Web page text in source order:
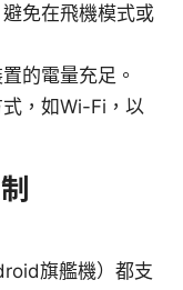
免在飛機模式或
的電量充足。
，如Wi-Fi，以
旗艦機）都支